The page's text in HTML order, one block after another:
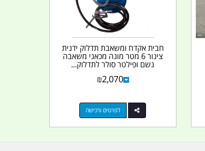
חבית אקדח ומשאבת תדלוק ידנית
צינור 6 מטר מונה מכאני משאבה
נשם ופילטר סולר לתדלוק...
₪2,070
לפרטים ורכישה